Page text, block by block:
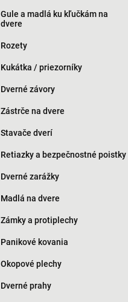
Gule a madlá ku kľučkám na
dvere
Rozety
Kukátka / priezorníky
Dverné závory
Zástrče na dvere
Stavače dverí
Retiazky a bezpečnostné poistky
Dverné zarážky
Madlá na dvere
Zámky a protiplechy
Panikové kovania
Okopové plechy
Dverné prahy